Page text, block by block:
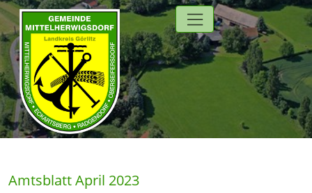
Direkt zur Hauptnavigation springen
Direkt zum Inhalt springen
Zur Unternavigation springen
Amtsblatt April 2023